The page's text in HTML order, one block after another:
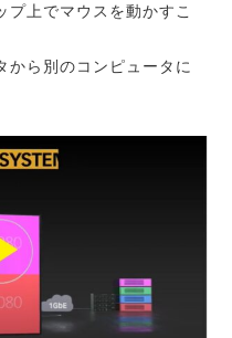
プ上でマウスを動かすこ
から別のコンピュータに